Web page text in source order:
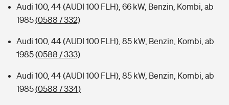
Audi 100, 44 (AUDI 100 FLH), 66 kW, Benzin, Kombi, ab
1985(0588 / 332)
Audi 100, 44 (AUDI 100 FLH), 85 kW, Benzin, Kombi, ab
1985(0588 / 333)
Audi 100, 44 (AUDI 100 FLH), 85 kW, Benzin, Kombi, ab
1985(0588 / 334)